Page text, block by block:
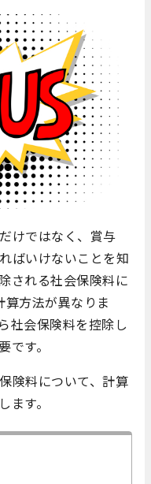
けではなく、賞与
ばいけないことを知
される社会保険料に
方法が異なりま
社会保険料を控除し
す。
険料について、計算
す。